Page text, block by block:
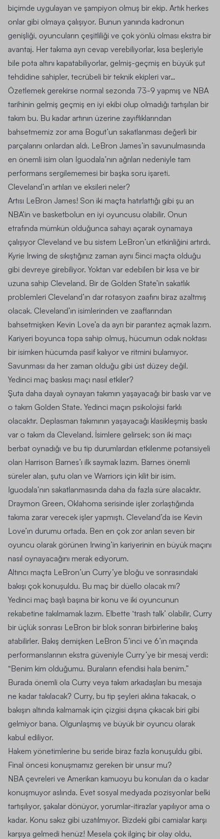
biçimde uygulayan ve şampiyon olmuş bir ekip. Artık herkes
onlar gibi olmaya çalışıyor. Bunun yanında kadronun
genişliği, oyuncuların çeşitliliği ve çok yönlü olması ekstra bir
avantaj. Her takıma ayrı cevap verebiliyorlar, kısa beşleriyle
bile pota altını kapatabiliyorlar, gelmiş-geçmiş en büyük şut
tehdidine sahipler, tecrübeli bir teknik ekipleri var…
Özetlemek gerekirse normal sezonda 73-9 yapmış ve NBA
tarihinin gelmiş geçmiş en iyi ekibi olup olmadığı tartışılan bir
takım bu. Bu kadar artının üzerine zayıflıklarından
bahsetmemiz zor ama Bogut’un sakatlanması değerli bir
parçalarını onlardan aldı. LeBron James’in savunulmasında
en önemli isim olan Iguodala’nın ağrıları nedeniyle tam
performans sergilememesi bir başka soru işareti.
Cleveland’ın artıları ve eksileri neler?
Artısı LeBron James! Son iki maçta hatırlattığı gibi şu an
NBA’in ve basketbolun en iyi oyuncusu olabilir. Onun
etrafında mümkün olduğunca sahayı açarak oynamaya
çalışıyor Cleveland ve bu sistem LeBron’un etkinliğini artırdı.
Kyrie Irwing de sıkıştığınız zaman aynı 5inci maçta olduğu
gibi devreye girebiliyor. Yoktan var edebilen bir kısa ve bir
uzuna sahip Cleveland. Bir de Golden State’in sakatlık
problemleri Cleveland’ın dar rotasyon zaafını biraz azaltmış
olacak. Cleveland’ın isimlerinden ve zaaflarından
bahsetmişken Kevin Love’a da ayrı bir parantez açmak lazım.
Kariyeri boyunca topa sahip olmuş, hücumun odak noktası
bir isimken hücumda pasif kalıyor ve ritmini bulamıyor.
Savunması da her zaman olduğu gibi üst düzey değil.
Yedinci maç baskısı maçı nasıl etkiler?
Şuta daha dayalı oynayan takımın yaşayacağı bir baskı var ve
o takım Golden State. Yedinci maçın psikolojisi farklı
olacaktır. Deplasman takımının yaşayacağı klasikleşmiş baskı
var o takım da Cleveland. İsimlere gelirsek; son iki maçı
berbat oynadığı ve bu tip durumlardan etkilenme potansiyeli
olan Harrison Barnes’ı ilk saymak lazım. Barnes önemli
süreler alan, şutu olan ve Warriors için kilit bir isim.
Iguodala’nın sakatlanmasında daha da fazla süre alacaktır.
Draymon Green, Oklahoma serisinde işler zorlaştığında
takıma zarar verecek işler yapmıştı. Cleveland’da ise Kevin
Love’ın durumu ortada. Ben en çok zor anları seven bir
oyuncu olarak görünen Irwing’in kariyerinin en büyük maçını
nasıl oynayacağını merak ediyorum.
Altıncı maçta LeBron’un Curry’ye bloğu ve sonrasındaki
bakışı çok konuşuldu. Bu maç bir düello olacak mı?
Yedinci maç başlı başına bir konu ve iki oyuncunun
rekabetine takılmamak lazım. Elbette ‘trash talk’ olabilir, Curry
bir üçlük sonrası LeBron bir blok sonrarı birbirlerine bakış
atabilirler. Bakış demişken LeBron 5’inci ve 6’ın maçında
performanslarının ekstra güveniyle Curry’ye bir mesaj verdi:
“Benim kim olduğumu. Buraların efendisi hala benim.”
Burada önemli ola Curry veya takım arkadaşları bu mesaja
ne kadar takılacak? Curry, bu tip şeyleri aklına takacak, o
bakışın altında kalmamak için çizgisi dışına çıkacak biri gibi
gelmiyor bana. Olgunlaşmış ve büyük bir oyuncu olarak
kabul ediliyor.
Hakem yönetimlerine bu seride biraz fazla konuşuldu gibi.
Final öncesi konuşmamız gereken bir unsur mu?
NBA çevreleri ve Amerikan kamuoyu bu konuları da o kadar
konuşmuyor aslında. Evet sosyal medyada pozisyonlar belki
tartışılıyor, şakalar dönüyor, yorumlar-itirazlar yapılıyor ama o
kadar. Konu sakız gibi uzatılmıyor. Bizdeki gibi camialar karşı
karşıya gelmedi henüz! Mesela çok ilginç bir olay oldu,